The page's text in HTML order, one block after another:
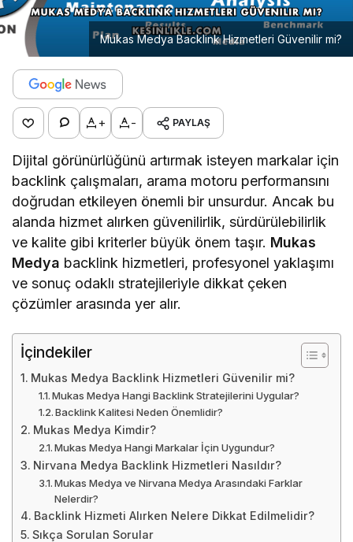
Mukas Medya Backlink Hizmetleri Güvenilir mi?
+ - PAYLAŞ
Dijital görünürlüğünü artırmak isteyen markalar için
backlink çalışmaları, arama motoru performansını
doğrudan etkileyen önemli bir unsurdur. Ancak bu
alanda hizmet alırken güvenilirlik, sürdürülebilirlik
ve kalite gibi kriterler büyük önem taşır. Mukas
Medya backlink hizmetleri, profesyonel yaklaşımı
ve sonuç odaklı stratejileriyle dikkat çeken
çözümler arasında yer alır.
İçindekiler
Mukas Medya Backlink Hizmetleri Güvenilir mi?
Mukas Medya Hangi Backlink Stratejilerini Uygular?
Backlink Kalitesi Neden Önemlidir?
Mukas Medya Kimdir?
Mukas Medya Hangi Markalar İçin Uygundur?
Nirvana Medya Backlink Hizmetleri Nasıldır?
Mukas Medya ve Nirvana Medya Arasındaki Farklar
Nelerdir?
Backlink Hizmeti Alırken Nelere Dikkat Edilmelidir?
Sıkça Sorulan Sorular